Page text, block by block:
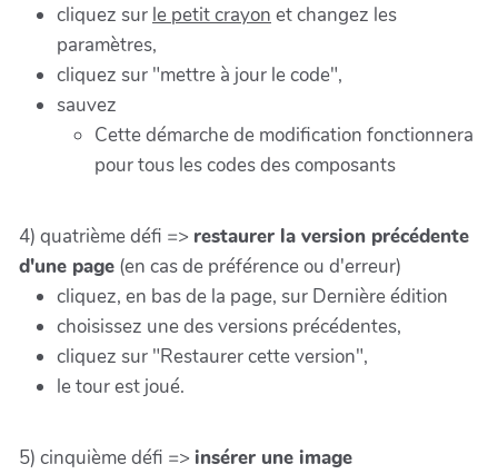
cliquez sur le petit crayon et changez les
paramètres,
cliquez sur "mettre à jour le code",
sauvez
Cette démarche de modification fonctionnera
pour tous les codes des composants
4) quatrième défi => restaurer la version précédente
d'une page (en cas de préférence ou d'erreur)
cliquez, en bas de la page, sur Dernière édition
choisissez une des versions précédentes,
cliquez sur "Restaurer cette version",
le tour est joué.
5) cinquième défi => insérer une image